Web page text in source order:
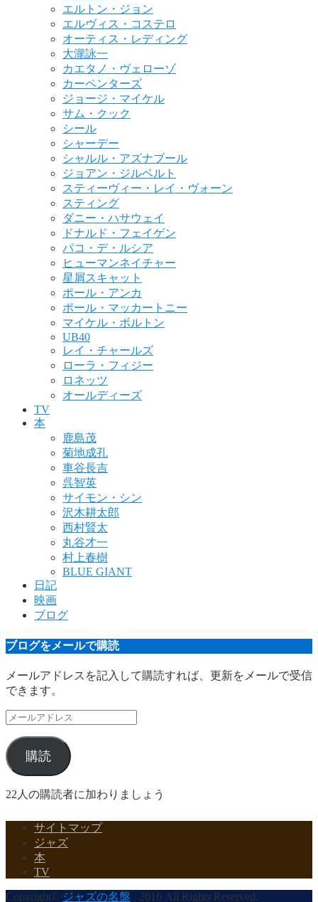
エルトン・ジョン
エルヴィス・コステロ
オーティス・レディング
大瀧詠一
カエタノ・ヴェローゾ
カーペンターズ
ジョージ・マイケル
サム・クック
シール
シャーデー
シャルル・アズナブール
ジョアン・ジルベルト
スティーヴィー・レイ・ヴォーン
スティング
ダニー・ハサウェイ
ドナルド・フェイゲン
パコ・デ・ルシア
ヒューマンネイチャー
星屑スキャット
ポール・アンカ
ポール・マッカートニー
マイケル・ボルトン
UB40
レイ・チャールズ
ローラ・フィジー
ロネッツ
オールディーズ
TV
本
鹿島茂
菊地成孔
車谷長吉
呉智英
サイモン・シン
沢木耕太郎
西村賢太
丸谷才一
村上春樹
BLUE GIANT
日記
映画
ブログ
ブログをメールで購読
メールアドレスを記入して購読すれば、更新をメールで受信
できます。
メ
ル
ア
ド
レ
購読
22人の購読者に加わりましょう
サイトマップ
ジャズ
本
TV
Copyright© ジャズの名盤 , 2016 All Rights Reserved.